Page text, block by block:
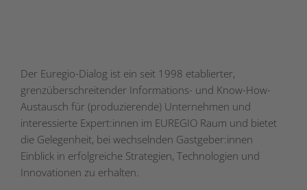
Der Euregio-Dialog ist ein seit 1998 etablierter,
grenzüberschreitender Informations- und Know-How-
Austausch für (produzierende) Unternehmen und
interessierte Expert:innen im EUREGIO Raum und bietet
die Gelegenheit, bei wechselnden Gastgeber:innen
Einblick in erfolgreiche Strategien, Technologien und
Innovationen zu erhalten.